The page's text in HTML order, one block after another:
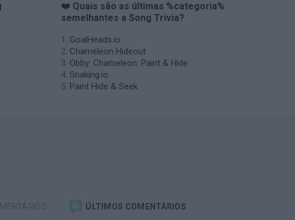
❤️ Quais são as últimas %categoria%
semelhantes a Song Trivia?
GoalHeads.io
Chameleon Hideout
Obby: Chameleon: Paint & Hide
Snaking.io
Paint Hide & Seek
ÚLTIMOS COMENTÁRIOS